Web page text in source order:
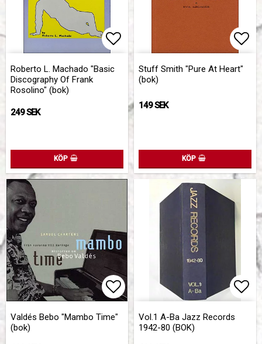
Lägg till i favoritlistan
Roberto L. Machado "Basic
Discography Of Frank
Rosolino" (bok)
249 SEK
KÖP
Stuff Smith "Pure At Heart"
(bok)
149 SEK
KÖP
Lägg till i favoritlistan
Valdés Bebo "Mambo Time"
(bok)
Vol.1 A-Ba Jazz Records
1942-80 (BOK)